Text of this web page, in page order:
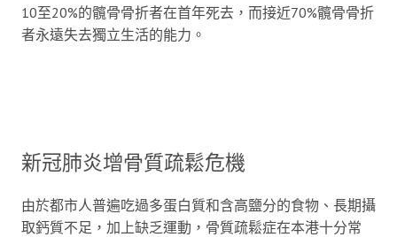
10至20%的髖骨骨折者在首年死去，而接近70%髖骨骨折
者永遠失去獨立生活的能力。
新冠肺炎增骨質疏鬆危機
由於都市人普遍吃過多蛋白質和含高鹽分的食物、長期攝
取鈣質不足，加上缺乏運動，骨質疏鬆症在本港十分常